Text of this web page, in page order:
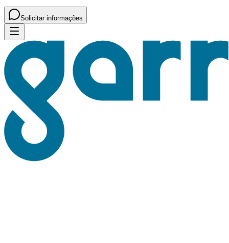
Solicitar informações